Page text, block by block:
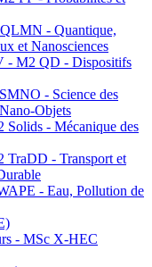
- Quantique,
et Nanosciences
M2 QD - Dispositifs
- Science des
Objets
- Mécanique des
- Transport et
- Eau, Pollution de
- MSc X-HEC